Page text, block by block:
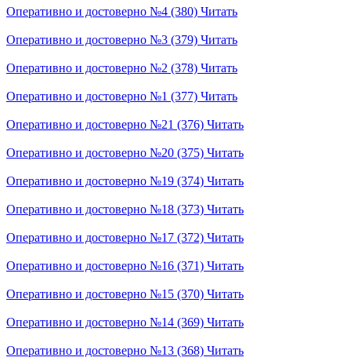
Оперативно и достоверно №4 (380) Читать
Оперативно и достоверно №3 (379) Читать
Оперативно и достоверно №2 (378) Читать
Оперативно и достоверно №1 (377) Читать
Оперативно и достоверно №21 (376) Читать
Оперативно и достоверно №20 (375) Читать
Оперативно и достоверно №19 (374) Читать
Оперативно и достоверно №18 (373) Читать
Оперативно и достоверно №17 (372) Читать
Оперативно и достоверно №16 (371) Читать
Оперативно и достоверно №15 (370) Читать
Оперативно и достоверно №14 (369) Читать
Оперативно и достоверно №13 (368) Читать